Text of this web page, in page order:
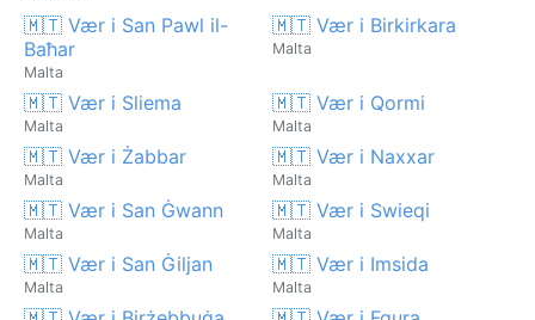
🇲🇹 Vær i San Pawl il-
Baħar
Malta
🇲🇹 Vær i Birkirkara
Malta
🇲🇹 Vær i Sliema
Malta
🇲🇹 Vær i Qormi
Malta
🇲🇹 Vær i Żabbar
Malta
🇲🇹 Vær i Naxxar
Malta
🇲🇹 Vær i San Ġwann
Malta
🇲🇹 Vær i Swieqi
Malta
🇲🇹 Vær i San Ġiljan
Malta
🇲🇹 Vær i Imsida
Malta